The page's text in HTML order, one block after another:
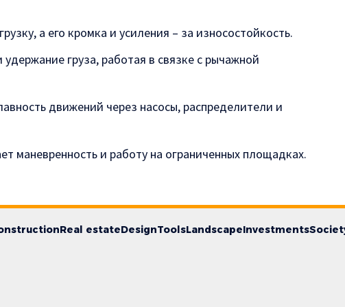
а его кромка и усиления – за износостойкость.
груза, работая в связке с рычажной
движений через насосы, распределители и
маневренность и работу на ограниченных площадках.
Real estateDesignToolsLandscapeInvestments